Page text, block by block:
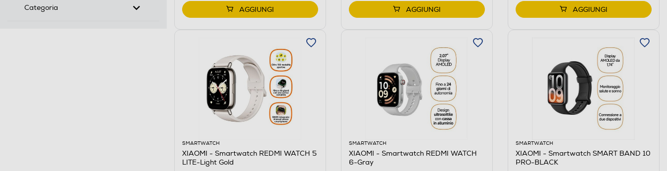
Categoria AGGIUNGI AGGIUNGI AGGIUNGI
SMARTWATCH
XIAOMI - Smartwatch REDMI WATCH 5
LITE-Light Gold
SMARTWATCH
XIAOMI - Smartwatch REDMI WATCH
6-Gray
SMARTWATCH
XIAOMI - Smartwatch SMART BAND 10
PRO-BLACK